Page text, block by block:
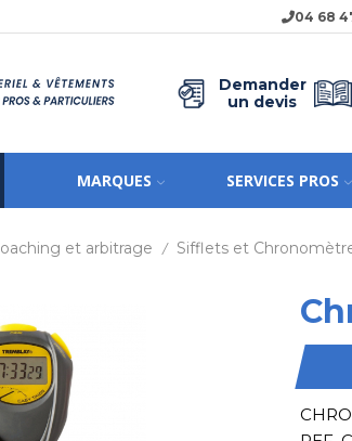
04 68
Demander
un devis
MARQUES SERVICES PROS
et arbitrage / Sifflets et